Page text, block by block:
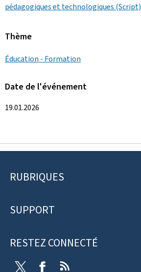
pédagogiques et technologiques (Script)
Thème
Éducation - Formation
Date de l'événement
19.01.2026
Pied
page
RUBRIQUES
SUPPORT
RESTEZ CONNECTÉ
Twitter Facebook